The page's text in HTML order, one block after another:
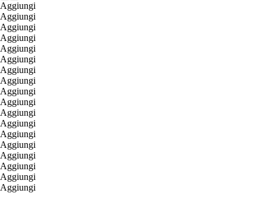
Aggiungi
Aggiungi
Aggiungi
Aggiungi
Aggiungi
Aggiungi
Aggiungi
Aggiungi
Aggiungi
Aggiungi
Aggiungi
Aggiungi
Aggiungi
Aggiungi
Aggiungi
Aggiungi
Aggiungi
Aggiungi